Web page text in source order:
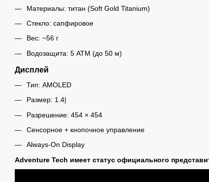
Материалы: титан (Soft Gold Titanium)
Стекло: сапфировое
Вес: ~56 г
Водозащита: 5 ATM (до 50 м)
Дисплей
Тип: AMOLED
Размер: 1.4|
Разрешение: 454 × 454
Сенсорное + кнопочное управление
Always-On Display
Adventure Tech имеет статус официального